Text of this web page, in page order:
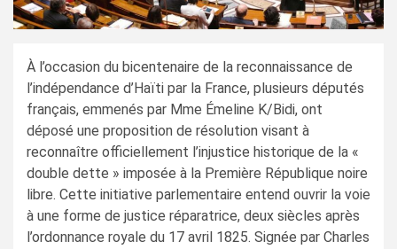
À l’occasion du bicentenaire de la reconnaissance de
l’indépendance d’Haïti par la France, plusieurs députés
français, emmenés par Mme Émeline K/Bidi, ont
déposé une proposition de résolution visant à
reconnaître officiellement l’injustice historique de la «
double dette » imposée à la Première République noire
libre. Cette initiative parlementaire entend ouvrir la voie
à une forme de justice réparatrice, deux siècles après
l’ordonnance royale du 17 avril 1825. Signée par Charles